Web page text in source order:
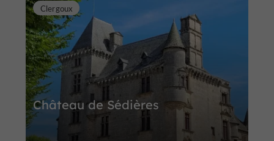
Château de Sédières
Clergoux